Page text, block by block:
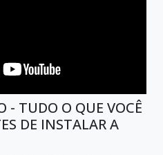
- TUDO O QUE VOCÊ
DE INSTALAR A